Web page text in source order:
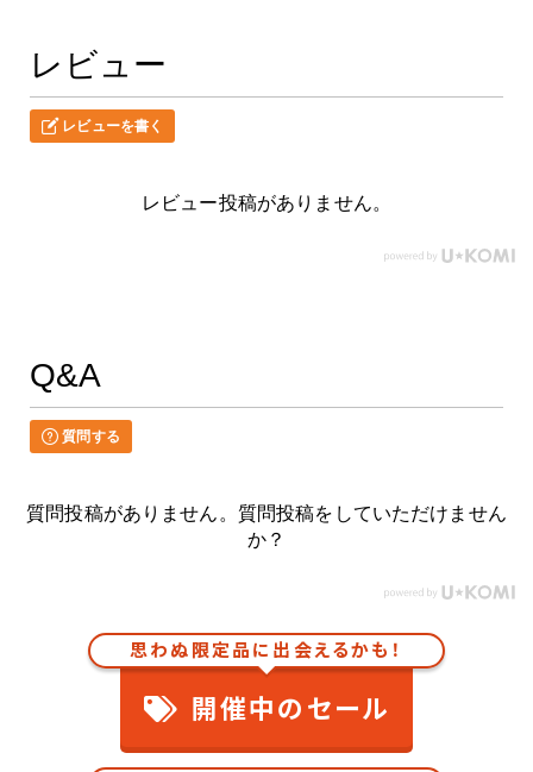
レビュー
レビューを書く
レビュー投稿がありません。
Q&A
質問する
質問投稿がありません。質問投稿をしていただけません
か？
思わぬ限定品に出会えるかも！
開催中のセール